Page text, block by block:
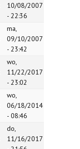
10/08/2007
- 22:36
ma,
09/10/2007
- 23:42
wo,
11/22/2017
- 23:02
wo,
06/18/2014
- 08:46
do,
11/16/2017